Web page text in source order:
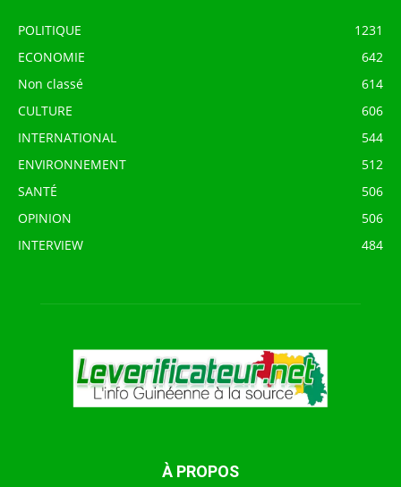
POLITIQUE
1231
ECONOMIE
642
Non classé
614
CULTURE
606
INTERNATIONAL
544
ENVIRONNEMENT
512
SANTÉ
506
OPINION
506
INTERVIEW
484
À PROPOS